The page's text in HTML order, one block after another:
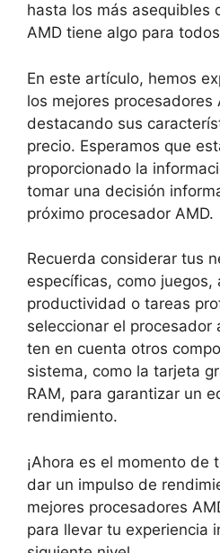
hasta los más asequibles
AMD tiene algo para
En este artículo, hemos
los mejores procesadores
destacando sus
precio. Esperamos que
proporcionado la
tomar una decisión
próximo procesador AMD.
Recuerda considerar tus
específicas, como juegos,
productividad o tareas
seleccionar el procesador
ten en cuenta otros
sistema, como la tarjeta
RAM, para garantizar un
rendimiento.
¡Ahora es el momento de
dar un impulso de
mejores procesadores
para llevar tu experiencia